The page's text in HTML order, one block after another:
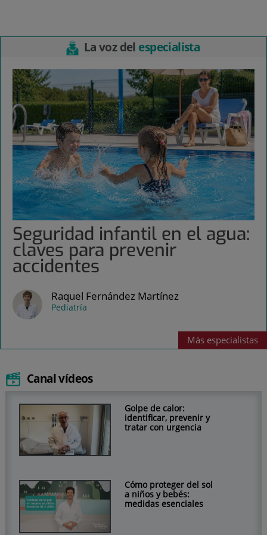
La voz del especialista
Seguridad infantil en el agua:
claves para prevenir
accidentes
Raquel Fernández Martínez
Pediatría
Más especialistas
Canal vídeos
Golpe de calor:
identificar, prevenir y
tratar con urgencia
Cómo proteger del sol
a niños y bebés:
medidas esenciales